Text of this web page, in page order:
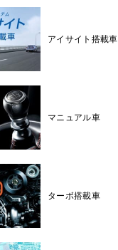
アイサイト搭載車
マニュアル車
ターボ搭載車